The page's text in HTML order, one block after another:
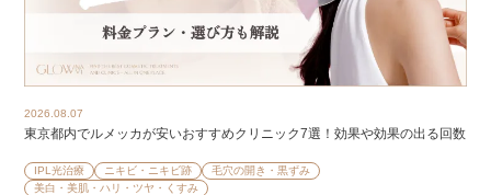
2026.08.07
東京都内でルメッカが安いおすすめクリニック7選！効果や効果の出る回数
IPL光治療 ニキビ・ニキビ跡
毛穴の開き・黒ずみ
美白・美肌・ハリ・ツヤ・くすみ